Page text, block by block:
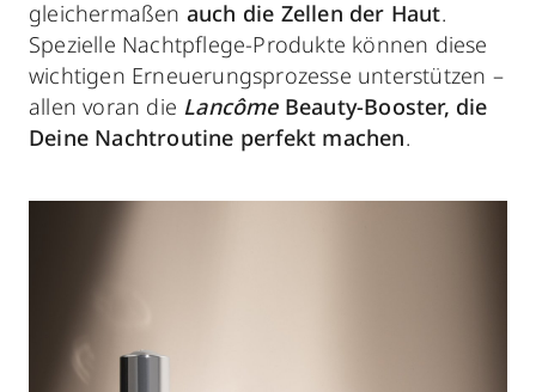
gleichermaßen auch die Zellen der Haut.
Spezielle Nachtpflege-Produkte können diese
wichtigen Erneuerungsprozesse unterstützen –
allen voran die Lancôme Beauty-Booster, die
Deine Nachtroutine perfekt machen.